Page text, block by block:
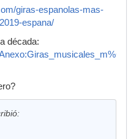
giras-espanolas-mas-
espana/
década: